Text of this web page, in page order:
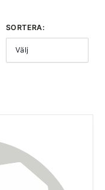
SORTERA:
Välj